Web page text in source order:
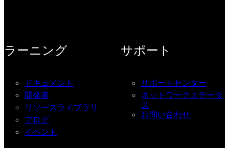
ラーニング
ドキュメント
開発者
リソースライブラリ
ブログ
イベント
サポート
サポートセンター
ネットワークステータ
ス
お問い合わせ